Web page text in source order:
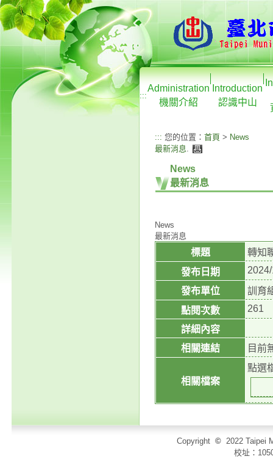
:::
Administration
機關介紹
Introduction
認識中山
::: 您的位置： 首頁 > News
最新消息.
News
最新消息
News
最新消息
標題
轉知
發布日期
發布單位
訓育
點閱次數
261
詳細內容
相關連結
目前
相關檔案
點選
Copyright © 2022 Taipei
校址：